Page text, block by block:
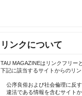
リンクについて
TAU MAGAZINEはリンクフリー
下記に該当するサイトからのリン
公序良俗および社会倫理に反
違法である情報を含むサイト